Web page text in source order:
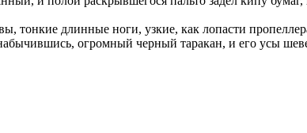
тонкие длинные ноги, узкие, как лопасти
огромный черный таракан, и его усы